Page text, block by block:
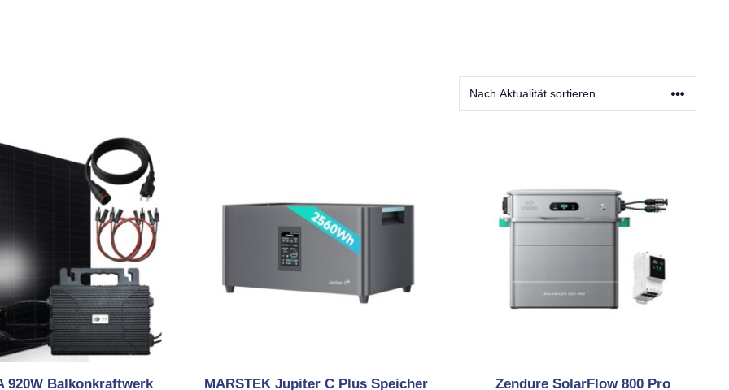
920W Balkonkraftwerk
MARSTEK Jupiter C Plus Speicher
Zendure SolarFlow 800 Pro